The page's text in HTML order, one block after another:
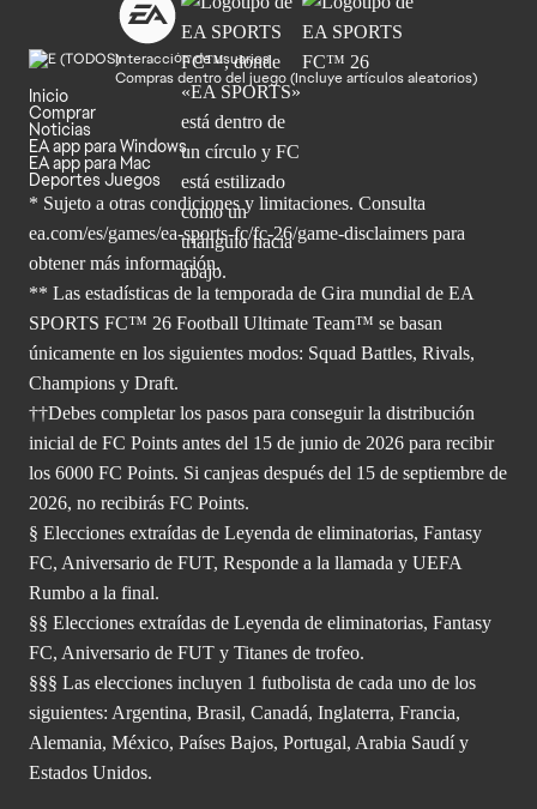
Interacción de usuarios
Compras dentro del juego (Incluye artículos aleatorios)
Inicio
Comprar
Noticias
EA app para Windows
EA app para Mac
Deportes Juegos
* Sujeto a otras condiciones y limitaciones. Consulta
ea.com/es/games/ea-sports-fc/fc-26/game-disclaimers para
obtenermás información.
** Las estadísticas de la temporada de Gira mundial de EA
SPORTS FC™ 26 Football Ultimate Team™ se basan
únicamente en los siguientes modos: Squad Battles, Rivals,
Champions y Draft.
††Debes completar los pasos para conseguir la distribución
inicial de FC Points antes del 15 de junio de 2026 para recibir
los 6000 FC Points. Si canjeas después del 15 de septiembre de
2026, no recibirás FC Points.
§ Elecciones extraídas de Leyenda de eliminatorias, Fantasy
FC, Aniversario de FUT, Responde a la llamada y UEFA
Rumbo a la final.
§§ Elecciones extraídas de Leyenda de eliminatorias, Fantasy
FC, Aniversario de FUT y Titanes de trofeo.
§§§ Las elecciones incluyen 1 futbolista de cada uno de los
siguientes: Argentina, Brasil, Canadá, Inglaterra, Francia,
Alemania, México, Países Bajos, Portugal, Arabia Saudí y
Estados Unidos.